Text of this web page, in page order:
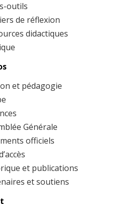
outils
de réflexion
didactiques
et pédagogie
Générale
officiels
et publications
et soutiens